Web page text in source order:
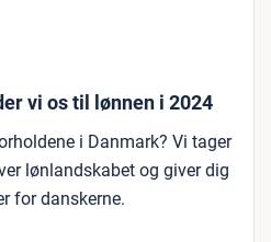
vi os til lønnen i 2024
i Danmark? Vi tager
lønlandskabet og giver dig
for danskerne.